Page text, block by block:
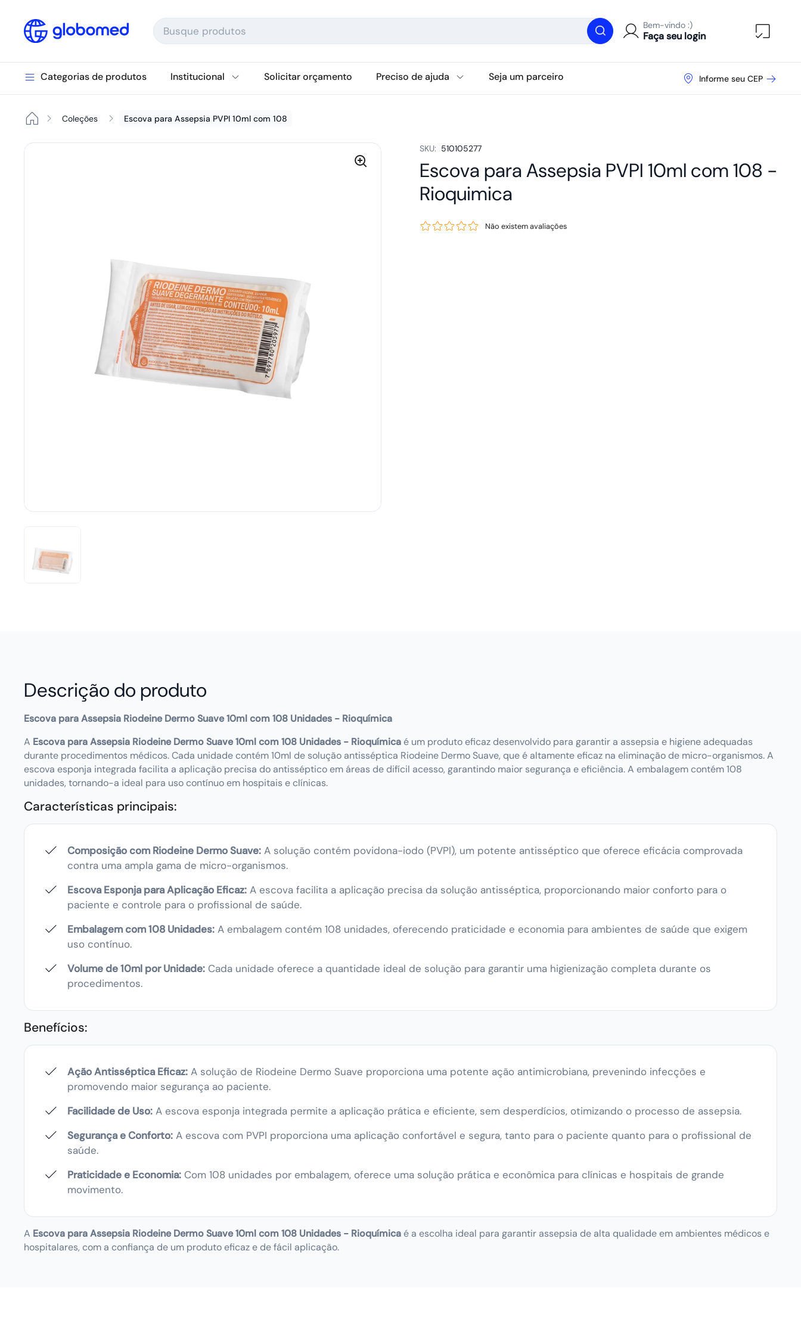
Bem-vindo :)
Faça seu login Abrir
Categorias de produtos Institucional Solicitar orçamento Preciso de ajuda Seja um parceiro Informe seu CEP
Coleções Escova para Assepsia PVPI 10ml com 108
SKU: 510105277
Escova para Assepsia PVPI 10ml com 108 -
Rioquimica
Não existem avaliações
Descrição do produto
Escova para Assepsia Riodeine Dermo Suave 10ml com 108 Unidades - Rioquímica
A Escova para Assepsia Riodeine Dermo Suave 10ml com 108 Unidades - Rioquímicaé um produto eficaz desenvolvido para garantir a assepsia e higiene adequadas
durante procedimentos médicos. Cada unidade contém 10ml de solução antisséptica Riodeine Dermo Suave, que é altamente eficaz na eliminação de micro-organismos. A
escova esponja integrada facilita a aplicação precisa do antisséptico em áreas de difícil acesso, garantindo maior segurança e eficiência. A embalagem contém 108
unidades, tornando-a ideal para uso contínuo em hospitais e clínicas.
Características principais:
Composição com Riodeine Dermo Suave: A solução contém povidona-iodo (PVPI), um potente antisséptico que oferece eficácia comprovada
contra uma ampla gama de micro-organismos.
Escova Esponja para Aplicação Eficaz: A escova facilita a aplicação precisa da solução antisséptica, proporcionando maior conforto para o
paciente e controle para o profissional de saúde.
Embalagem com 108 Unidades: A embalagem contém 108 unidades, oferecendo praticidade e economia para ambientes de saúde que exigem
uso contínuo.
Volume de 10ml por Unidade: Cada unidade oferece a quantidade ideal de solução para garantir uma higienização completa durante os
procedimentos.
Benefícios:
Ação Antisséptica Eficaz: A solução de Riodeine Dermo Suave proporciona uma potente ação antimicrobiana, prevenindo infecções e
promovendo maior segurança ao paciente.
Facilidade de Uso: A escova esponja integrada permite a aplicação prática e eficiente, sem desperdícios, otimizando o processo de assepsia.
Segurança e Conforto: A escova com PVPI proporciona uma aplicação confortável e segura, tanto para o paciente quanto para o profissional de
saúde.
Praticidade e Economia: Com 108 unidades por embalagem, oferece uma solução prática e econômica para clínicas e hospitais de grande
movimento.
A Escova para Assepsia Riodeine Dermo Suave 10ml com 108 Unidades - Rioquímicaé a escolha ideal para garantir assepsia de alta qualidade em ambientes médicos e
hospitalares, com a confiança de um produto eficaz e de fácil aplicação.